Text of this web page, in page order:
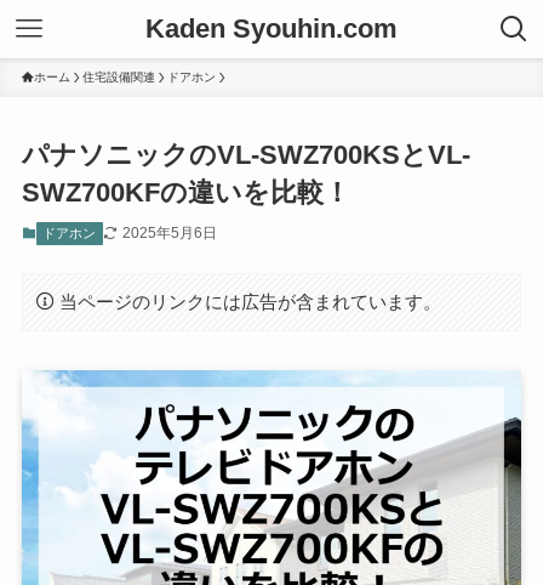
Kaden Syouhin.com
ホーム 住宅設備関連 ドアホン
パナソニックのVL-SWZ700KSとVL-
SWZ700KFの違いを比較！
ドアホン 2025年5月6日
当ページのリンクには広告が含まれています。